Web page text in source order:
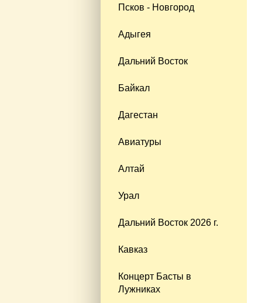
Псков - Новгород
Адыгея
Дальний Восток
Байкал
Дагестан
Авиатуры
Алтай
Урал
Дальний Восток 2026 г.
Кавказ
Концерт Басты в
Лужниках